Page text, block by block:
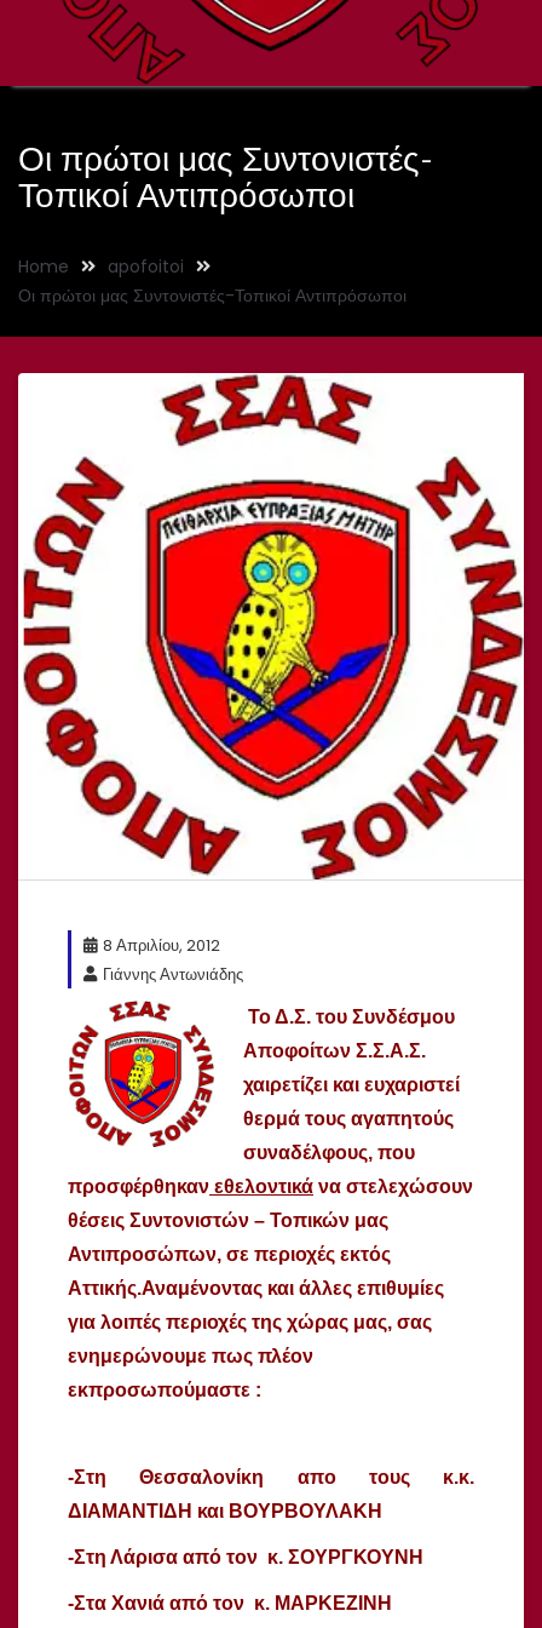
Οι πρώτοι μας Συντονιστές-
Τοπικοί Αντιπρόσωποι
Home
apofoitoi
Οι πρώτοι μας Συντονιστές-Τοπικοί Αντιπρόσωποι
8 Απριλίου, 2012
Γιάννης Αντωνιάδης
Το Δ.Σ. του Συνδέσμου
Αποφοίτων Σ.Σ.Α.Σ.
χαιρετίζει και ευχαριστεί
θερμά τους αγαπητούς
συναδέλφους, που
προσφέρθηκαν εθελοντικά να στελεχώσουν
θέσεις Συντονιστών – Τοπικών μας
Αντιπροσώπων, σε περιοχές εκτός
Αττικής.Αναμένοντας και άλλες επιθυμίες
για λοιπές περιοχές της χώρας μας, σας
ενημερώνουμε πως πλέον
εκπροσωπούμαστε :
-Στη Θεσσαλονίκη απο τους κ.κ.
ΔΙΑΜΑΝΤΙΔΗ και ΒΟΥΡΒΟΥΛΑΚΗ
-Στη Λάρισα από τον κ. ΣΟΥΡΓΚΟΥΝΗ
-Στα Χανιά από τον κ. ΜΑΡΚΕΖΙΝΗ